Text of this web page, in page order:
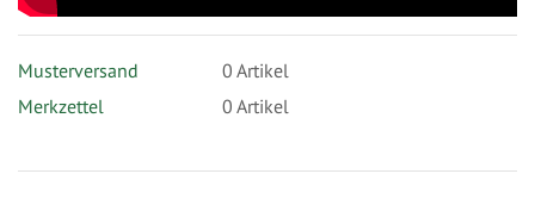
Musterversand 0 Artikel
Merkzettel
0 Artikel